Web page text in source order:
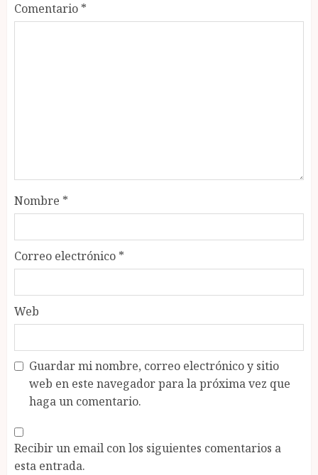
Comentario *
Nombre *
Correo electrónico *
Web
Guardar mi nombre, correo electrónico y sitio
web en este navegador para la próxima vez que
haga un comentario.
Recibir un email con los siguientes comentarios a
esta entrada.